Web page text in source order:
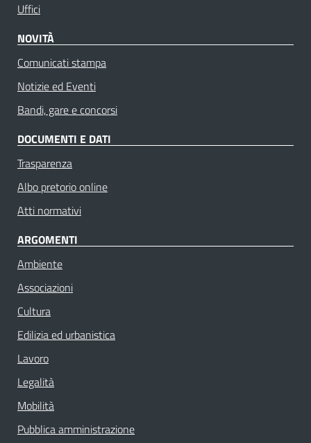
Uffici
NOVITÀ
Comunicati stampa
Notizie ed Eventi
Bandi, gare e concorsi
DOCUMENTI E DATI
Trasparenza
Albo pretorio online
Atti normativi
ARGOMENTI
Ambiente
Associazioni
Cultura
Edilizia ed urbanistica
Lavoro
Legalità
Mobilità
Pubblica amministrazione